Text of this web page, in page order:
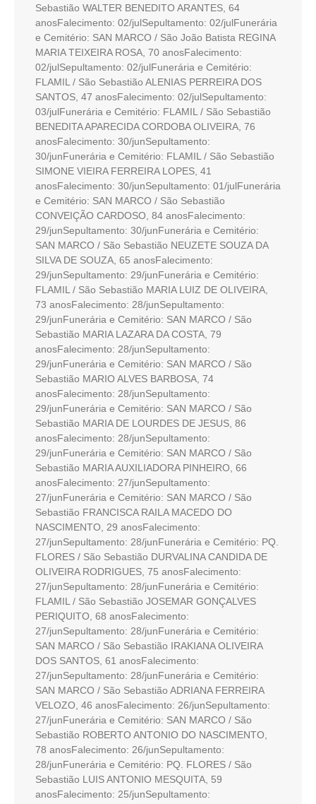
Sebastião WALTER BENEDITO ARANTES, 64
anosFalecimento: 02/julSepultamento: 02/julFunerária
e Cemitério: SAN MARCO / São João Batista REGINA
MARIA TEIXEIRA ROSA, 70 anosFalecimento:
02/julSepultamento: 02/julFunerária e Cemitério:
FLAMIL / São Sebastião ALENIAS PERREIRA DOS
SANTOS, 47 anosFalecimento: 02/julSepultamento:
03/julFunerária e Cemitério: FLAMIL / São Sebastião
BENEDITA APARECIDA CORDOBA OLIVEIRA, 76
anosFalecimento: 30/junSepultamento:
30/junFunerária e Cemitério: FLAMIL / São Sebastião
SIMONE VIEIRA FERREIRA LOPES, 41
anosFalecimento: 30/junSepultamento: 01/julFunerária
e Cemitério: SAN MARCO / São Sebastião
CONVEIÇÃO CARDOSO, 84 anosFalecimento:
29/junSepultamento: 30/junFunerária e Cemitério:
SAN MARCO / São Sebastião NEUZETE SOUZA DA
SILVA DE SOUZA, 65 anosFalecimento:
29/junSepultamento: 29/junFunerária e Cemitério:
FLAMIL / São Sebastião MARIA LUIZ DE OLIVEIRA,
73 anosFalecimento: 28/junSepultamento:
29/junFunerária e Cemitério: SAN MARCO / São
Sebastião MARIA LAZARA DA COSTA, 79
anosFalecimento: 28/junSepultamento:
29/junFunerária e Cemitério: SAN MARCO / São
Sebastião MARIO ALVES BARBOSA, 74
anosFalecimento: 28/junSepultamento:
29/junFunerária e Cemitério: SAN MARCO / São
Sebastião MARIA DE LOURDES DE JESUS, 86
anosFalecimento: 28/junSepultamento:
29/junFunerária e Cemitério: SAN MARCO / São
Sebastião MARIA AUXILIADORA PINHEIRO, 66
anosFalecimento: 27/junSepultamento:
27/junFunerária e Cemitério: SAN MARCO / São
Sebastião FRANCISCA RAILA MACEDO DO
NASCIMENTO, 29 anosFalecimento:
27/junSepultamento: 28/junFunerária e Cemitério: PQ.
FLORES / São Sebastião DURVALINA CANDIDA DE
OLIVEIRA RODRIGUES, 75 anosFalecimento:
27/junSepultamento: 28/junFunerária e Cemitério:
FLAMIL / São Sebastião JOSEMAR GONÇALVES
PERIQUITO, 68 anosFalecimento:
27/junSepultamento: 28/junFunerária e Cemitério:
SAN MARCO / São Sebastião IRAKIANA OLIVEIRA
DOS SANTOS, 61 anosFalecimento:
27/junSepultamento: 28/junFunerária e Cemitério:
SAN MARCO / São Sebastião ADRIANA FERREIRA
VELOZO, 46 anosFalecimento: 26/junSepultamento:
27/junFunerária e Cemitério: SAN MARCO / São
Sebastião ROBERTO ANTONIO DO NASCIMENTO,
78 anosFalecimento: 26/junSepultamento:
28/junFunerária e Cemitério: PQ. FLORES / São
Sebastião LUIS ANTONIO MESQUITA, 59
anosFalecimento: 25/junSepultamento: